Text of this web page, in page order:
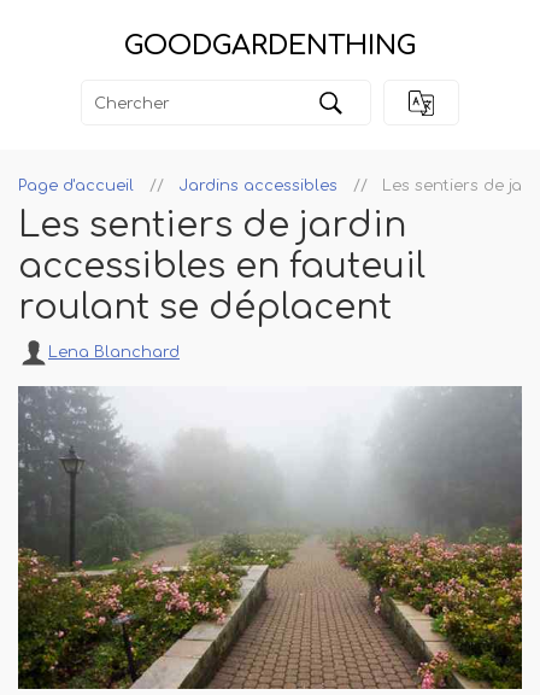
GOODGARDENTHING
Page d'accueil Jardins accessibles Les sentiers de
Les sentiers de jardin
accessibles en fauteuil
roulant se déplacent
Lena Blanchard